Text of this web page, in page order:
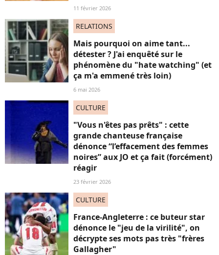
11 février 2026
RELATIONS
Mais pourquoi on aime tant...
détester ? J'ai enquêté sur le
phénomène du "hate watching" (et
ça m'a emmené très loin)
6 mai 2026
CULTURE
"Vous n'êtes pas prêts" : cette
grande chanteuse française
dénonce “l’effacement des femmes
noires” aux JO et ça fait (forcément)
réagir
23 février 2026
CULTURE
France-Angleterre : ce buteur star
dénonce le "jeu de la virilité", on
décrypte ses mots pas très "frères
Gallagher"